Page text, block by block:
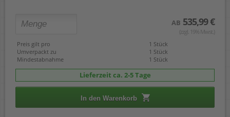
AB 535,99 €
(zzgl. 19% Mwst.)
Preis gilt pro
1 Stück
Umverpackt zu
1 Stück
Mindestabnahme
1 Stück
Lieferzeit ca. 2-5 Tage
In den Warenkorb